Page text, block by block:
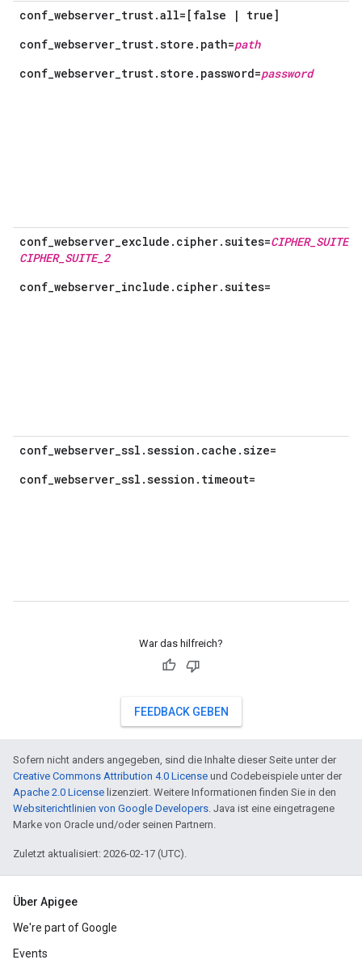
conf_webserver_trust.all=[false | true]
conf_webserver_trust.store.path=path
conf_webserver_trust.store.password=password
conf_webserver_exclude.cipher.suites=CIPHER_SUITE_1
CIPHER_SUITE_2
conf_webserver_include.cipher.suites=
conf_webserver_ssl.session.cache.size=
conf_webserver_ssl.session.timeout=
War das hilfreich?
FEEDBACK GEBEN
Sofern nicht anders angegeben, sind die Inhalte dieser Seite unter der
Creative Commons Attribution 4.0 License und Codebeispiele unter der
Apache 2.0 License lizenziert. Weitere Informationen finden Sie in den
Websiterichtlinien von Google Developers. Java ist eine eingetragene
Marke von Oracle und/oder seinen Partnern.
Zuletzt aktualisiert: 2026-02-17 (UTC).
Über Apigee
We're part of Google
Events